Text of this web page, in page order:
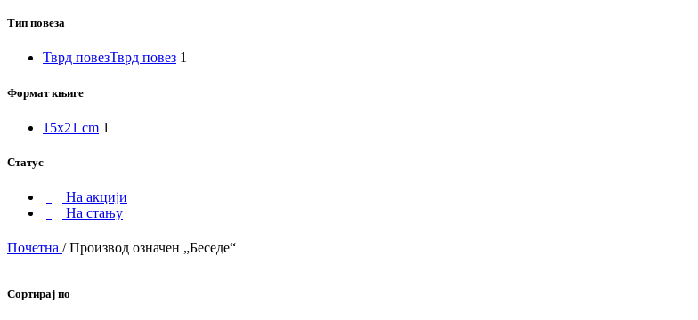
Долина
Тип повеза
Тврд повезТврд повез 1
Формат књиге
15x21 cm 1
Статус
На акцији
На стању
Почетна / Производ oзначен „Беседе“
Сортирај по